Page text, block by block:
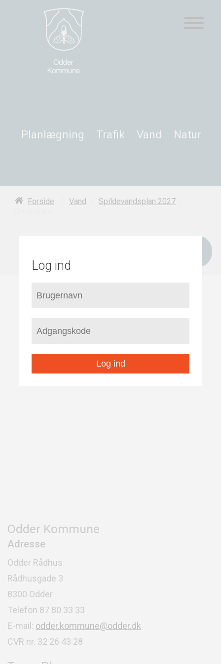
Planlægning Trafik Vand Natur
Forside Vand Spildevandsplan 2027
Log ind
Log ind
Odder Kommune
Adresse
Odder Rådhus
Rådhusgade 3
8300 Odder
Telefon 87 80 33 33
E-mail: odder.kommune@odder.dk
CVR nr. 32 26 43 28